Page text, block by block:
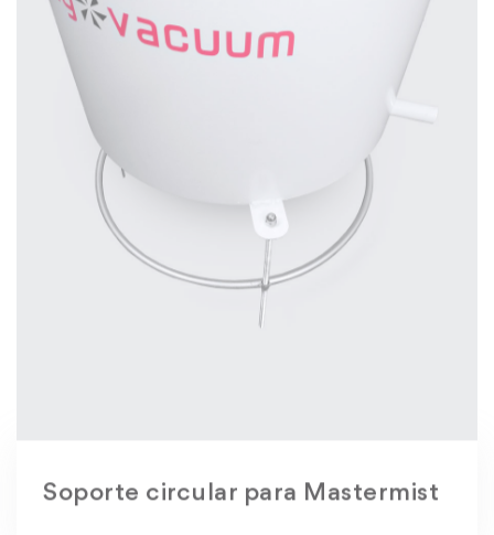
Soporte circular para Mastermist